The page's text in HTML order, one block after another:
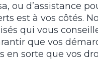
ou d’assistance
est à vos côtés.
qui vous
que vos
en sorte que vos